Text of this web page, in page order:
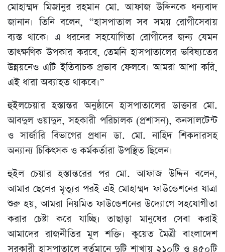
মোহাম্মদ মিজানুর রহমান মো. আফাজ উদ্দিনকে ধন্যবাদ
জানান। তিনি বলেন, “হাসপাতাল সব সময় রোগীসেবায়
ব্যস্ত থাকে। এ ধরনের সহযোগিতা রোগীদের জন্য যেমন
তাৎক্ষণিক উপকার করবে, তেমনি হাসপাতালের ভবিষ্যতের
উন্নয়নেও এটি ইতিবাচক প্রভাব ফেলবে। আমরা আশা করি,
এই ধারা অব্যাহত থাকবে।”
হুইলচেয়ার হস্তান্তর অনুষ্ঠানে হাসপাতালের ডাক্তার মো.
আবদুল ওয়াদুদ, সহকারী পরিচালক (প্রশাসন), কনসালটেন্ট
ও সার্জারি বিভাগের প্রধান ডা. মো. নাহিদ শিকদারসহ
অন্যান্য চিকিৎসক ও কর্মকর্তারা উপস্থিত ছিলেন।
হুইল চেয়ার হস্তান্তরের পর মো. আফাজ উদ্দিন বলেন,
আমার ছেলের মৃত্যুর পরই এই মোহাম্মদ ফাউন্ডেশনের যাত্রা
শুরু হয়, আমরা নিয়মিত ফাউন্ডেশনের উদ্যোগে সহযোগীতা
করার চেষ্টা করে যাচ্ছি। তাছাড়া মানুষের সেবা করাই
আমাদের রাজনীতির মূল শক্তি। কুয়েত মৈত্রী বাংলাদেশ